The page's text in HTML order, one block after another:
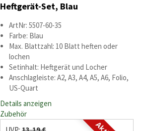
Heftgerät-Set, Blau
ArtNr: 5507-60-35
Farbe: Blau
Max. Blattzahl: 10 Blatt heften oder
lochen
Setinhalt: Heftgerät und Locher
Anschlagleiste: A2, A3, A4, A5, A6, Folio,
US-Quart
Details anzeigen
Zubehör